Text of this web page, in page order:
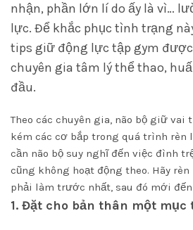
nhận, phần lớn lí do ấy là vì…
lực. Để khắc phục tình trạng
tips giữ động lực tập gym
chuyên gia tâm lý thể thao,
đầu.
Theo các chuyên gia, não bộ giữ vai
kém các cơ bắp trong quá trình rèn
cần não bộ suy nghĩ đến việc đình
cũng không hoạt động theo. Hãy
phải làm trước nhất, sau đó mới
1. Đặt cho bản thân một mục